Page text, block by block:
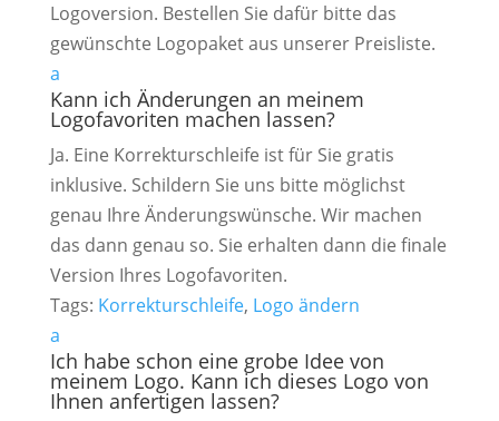
Logoversion. Bestellen Sie dafür bitte das
gewünschte Logopaket aus unserer Preisliste.
a
Kann ich Änderungen an meinem
Logofavoriten machen lassen?
Ja. Eine Korrekturschleife ist für Sie gratis
inklusive. Schildern Sie uns bitte möglichst
genau Ihre Änderungswünsche. Wir machen
das dann genau so. Sie erhalten dann die finale
Version Ihres Logofavoriten.
Tags: Korrekturschleife, Logo ändern
a
Ich habe schon eine grobe Idee von
meinem Logo. Kann ich dieses Logo von
Ihnen anfertigen lassen?